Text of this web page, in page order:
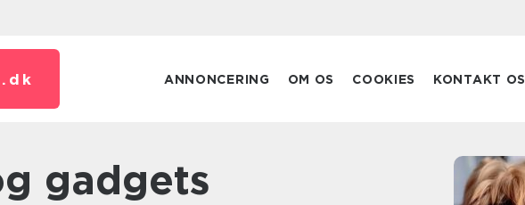
dk ANNONCERING OM OS COOKIES KONTAKT OS
gadgets